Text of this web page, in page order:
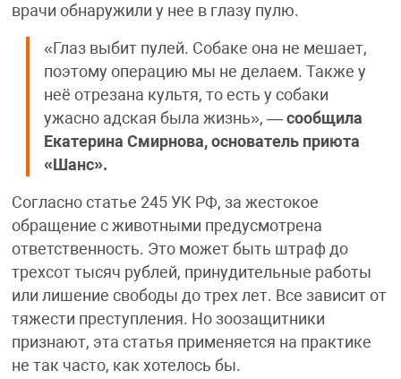
врачи обнаружили у нее в глазу пулю.
«Глаз выбит пулей. Собаке она не мешает,
поэтому операцию мы не делаем. Также у
неё отрезана культя, то есть у собаки
ужасно адская была жизнь», — сообщила
Екатерина Смирнова, основатель приюта
«Шанс».
Согласно статье 245 УК РФ, за жестокое
обращение с животными предусмотрена
ответственность. Это может быть штраф до
трехсот тысяч рублей, принудительные работы
или лишение свободы до трех лет. Все зависит от
тяжести преступления. Но зоозащитники
признают, эта статья применяется на практике
не так часто, как хотелось бы.